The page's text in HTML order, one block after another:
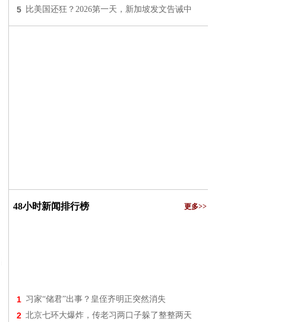
5 比美国还狂？2026第一天，新加坡发文告诫中
48小时新闻排行榜 更多>>
1 习家“储君”出事？皇侄齐明正突然消失
2 北京七环大爆炸，传老习两口子躲了整整两天